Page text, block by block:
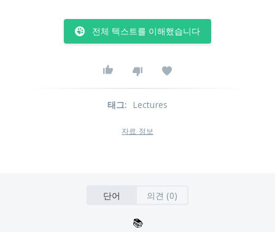
전체 텍스트를 이해했습니다
태그: Lectures
자료 정보
단어 의견 (0)
📚